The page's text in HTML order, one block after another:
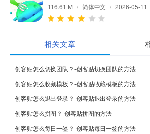
116.61 M / 简体中文 / 2026-05-11
相关文章
创客贴怎么切换团队？-创客贴切换团队的方法
创客贴怎么收藏模板？-创客贴收藏模板的方法
创客贴怎么退出登录？-创客贴退出登录的方法
创客贴怎么拼图？-创客贴拼图的方法
创客贴怎么每日一签？-创客贴每日一签的方法